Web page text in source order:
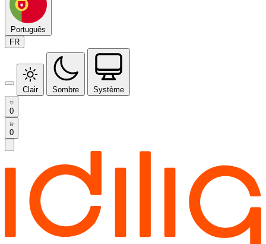
Português
FR
Clair Sombre Système
0
0